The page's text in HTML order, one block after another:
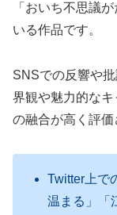
「おいち不思議
いる作品です。
SNSでの反響や
界観や魅力的な
の融合が高く評価
Twitter上で
温まる」「